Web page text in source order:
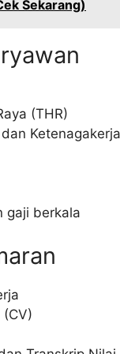
Sekarang)
(THR)
gaji berkala